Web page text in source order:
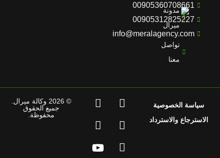
00905360708661
00905312825227
info@meralagency.com
مدونة
ميرال
تواصل
معنا
سياسة الخصوصية
الاسترجاع والاسترداد
© 2026 وكالة ميرال.
جميع الحقوق
محفوظة.